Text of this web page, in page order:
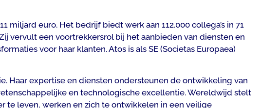
euro. Het bedrijf biedt werk aan 112.000 collega’s in 71
vervult een voortrekkersrol bij het aanbieden van diensten en
voor haar klanten. Atos is als SE (Societas Europaea)
Haar expertise en diensten ondersteunen de ontwikkeling van
en technologische excellentie. Wereldwijd stelt
te leven, werken en zich te ontwikkelen in een veilige